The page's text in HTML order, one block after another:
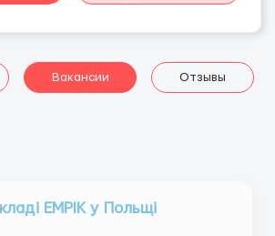
Вакансии Отзывы
EMPIK у Польщі